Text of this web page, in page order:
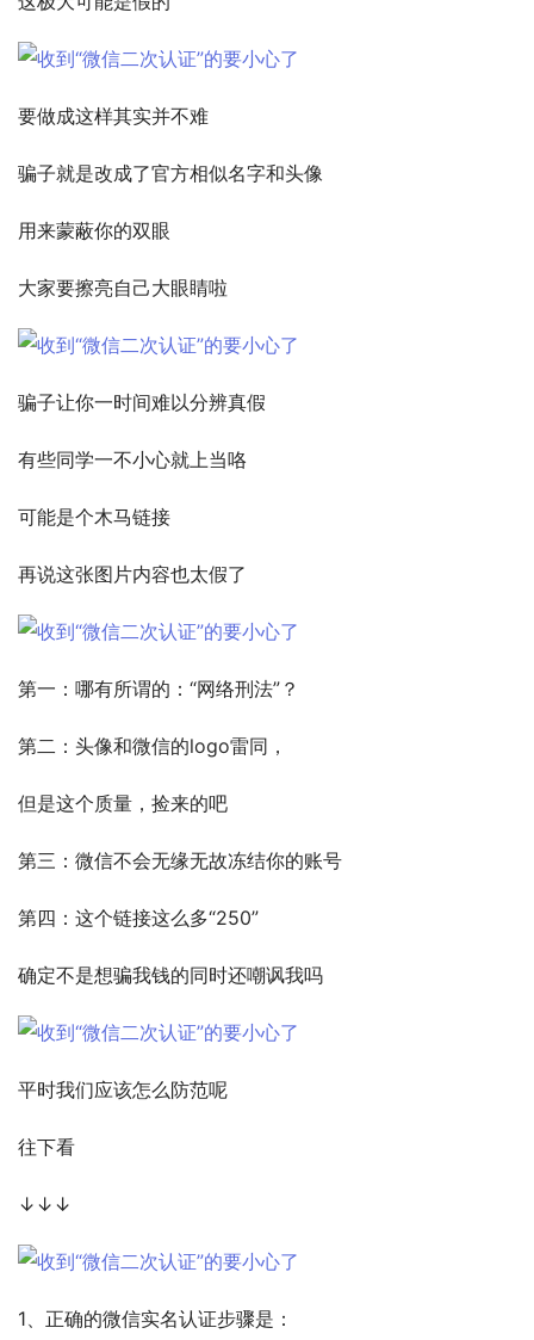
要做成这样其实并不难
骗子就是改成了官方相似名字和头像
用来蒙蔽你的双眼
大家要擦亮自己大眼睛啦
骗子让你一时间难以分辨真假
有些同学一不小心就上当咯
可能是个木马链接
再说这张图片内容也太假了
第一：哪有所谓的：“网络刑法”？
第二：头像和微信的logo雷同，
但是这个质量，捡来的吧
第三：微信不会无缘无故冻结你的账号
第四：这个链接这么多“250”
确定不是想骗我钱的同时还嘲讽我吗
平时我们应该怎么防范呢
往下看
↓↓↓
1、正确的微信实名认证步骤是：